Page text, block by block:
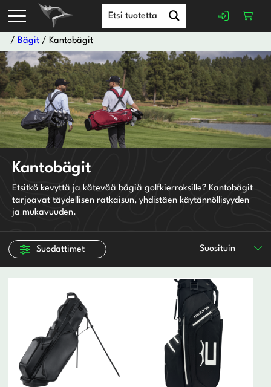
/Bägit / Kantobägit
Kantobägit
Etsitkö kevyttä ja kätevää bägiä golfkierroksille? Kantobägit
tarjoavat täydellisen ratkaisun, yhdistäen käytännöllisyyden
ja mukavuuden.
Suodattimet
Adidas
BagBoy
Big Max
Bridgestone
Callaway
Chervo Sports
FootJoy
GolfGear
Motocaddy
Oncourse
Ping
ProPlay
Puma
Srixon
Suosituin